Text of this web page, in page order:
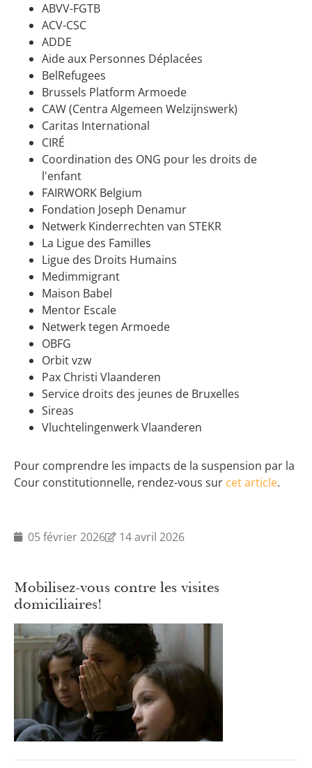
ABVV-FGTB
ACV-CSC
ADDE
Aide aux Personnes Déplacées
BelRefugees
Brussels Platform Armoede
CAW (Centra Algemeen Welzijnswerk)
Caritas International
CIRÉ
Coordination des ONG pour les droits de
l'enfant
FAIRWORK Belgium
Fondation Joseph Denamur
Netwerk Kinderrechten van STEKR
La Ligue des Familles
Ligue des Droits Humains
Medimmigrant
Maison Babel
Mentor Escale
Netwerk tegen Armoede
OBFG
Orbit vzw
Pax Christi Vlaanderen
Service droits des jeunes de Bruxelles
Sireas
Vluchtelingenwerk Vlaanderen
Pour comprendre les impacts de la suspension par la
Cour constitutionnelle, rendez-vous sur cet article.
05 février 2026 14 avril 2026
Mobilisez-vous contre les visites
domiciliaires!